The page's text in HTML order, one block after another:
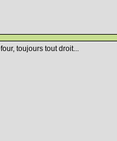
toujours tout droit...